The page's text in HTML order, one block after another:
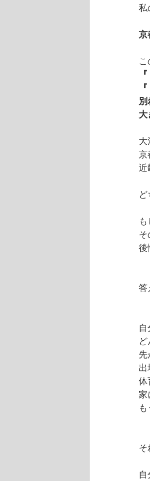
私
京
大
大
京
近
そ
後
答
自
先
出
体
家
そ